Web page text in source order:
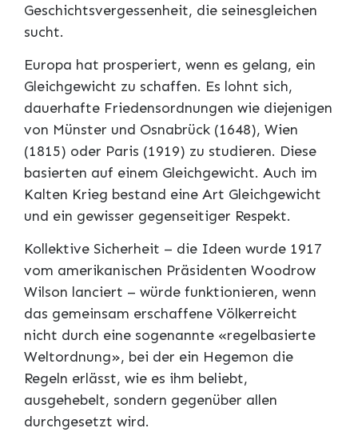
Geschichtsvergessenheit, die seinesgleichen
sucht.
Europa hat prosperiert, wenn es gelang, ein
Gleichgewicht zu schaffen. Es lohnt sich,
dauerhafte Friedensordnungen wie diejenigen
von Münster und Osnabrück (1648), Wien
(1815) oder Paris (1919) zu studieren. Diese
basierten auf einem Gleichgewicht. Auch im
Kalten Krieg bestand eine Art Gleichgewicht
und ein gewisser gegenseitiger Respekt.
Kollektive Sicherheit – die Ideen wurde 1917
vom amerikanischen Präsidenten Woodrow
Wilson lanciert – würde funktionieren, wenn
das gemeinsam erschaffene Völkerreicht
nicht durch eine sogenannte «regelbasierte
Weltordnung», bei der ein Hegemon die
Regeln erlässt, wie es ihm beliebt,
ausgehebelt, sondern gegenüber allen
durchgesetzt wird.